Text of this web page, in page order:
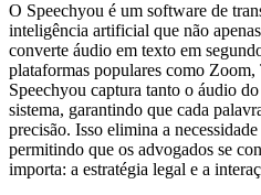
O Speechyou é um software de
inteligência artificial que não
converte áudio em texto em
plataformas populares como
Speechyou captura tanto o áudio
sistema, garantindo que cada
precisão. Isso elimina a
permitindo que os advogados se
importa: a estratégia legal e a